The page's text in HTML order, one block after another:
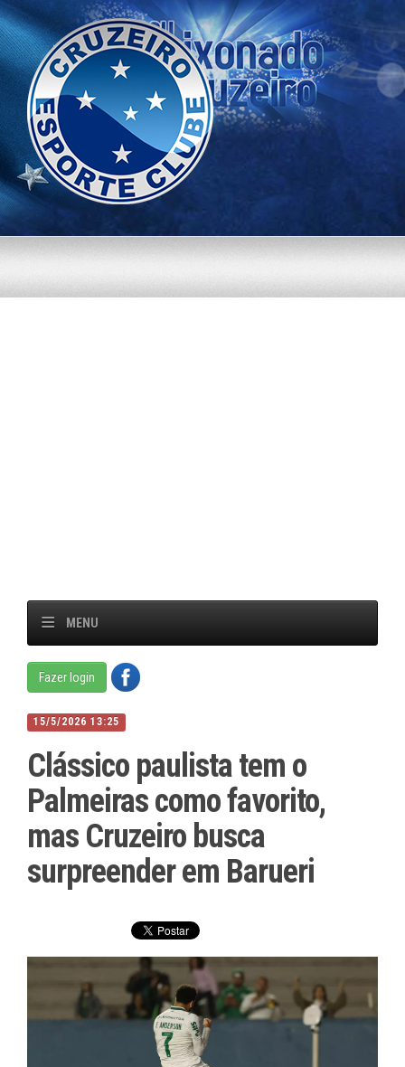
MENU
Fazer login
15/5/2026 13:25
Clássico paulista tem o
Palmeiras como favorito,
mas Cruzeiro busca
surpreender em Barueri